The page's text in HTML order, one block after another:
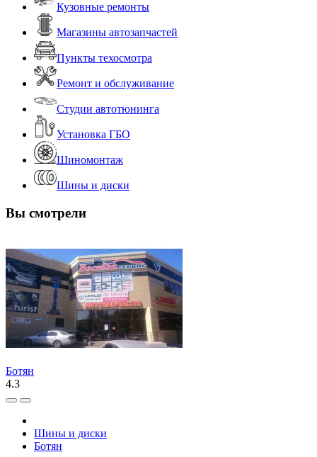
Кузовные ремонты
Магазины автозапчастей
Пункты техосмотра
Ремонт и обслуживание
Студии автотюнинга
Установка ГБО
Шиномонтаж
Шины и диски
Вы смотрели
Ботян
4.3
Шины и диски
Ботян